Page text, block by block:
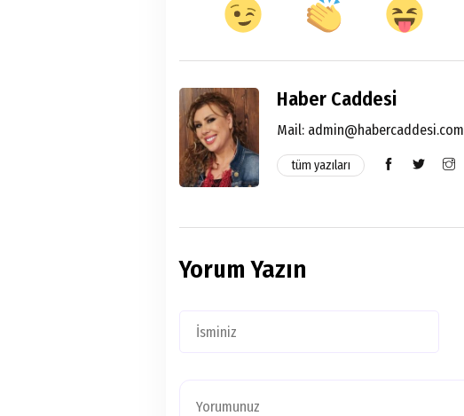
Haber Caddesi
Mail: admin@habercaddesi.com
tüm yazıları
Yorum Yazın